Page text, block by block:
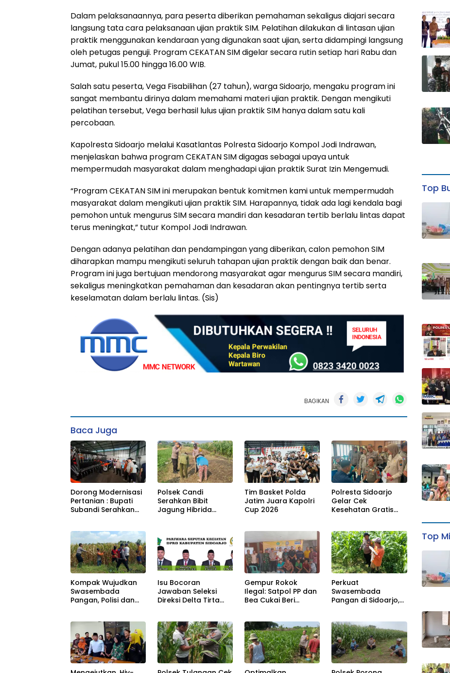
Dalam pelaksanaannya, para peserta diberikan pemahaman sekaligus diajari secara
langsung tata cara pelaksanaan ujian praktik SIM. Pelatihan dilakukan di lintasan ujian
praktik menggunakan kendaraan yang digunakan saat ujian, serta didampingi langsung
oleh petugas penguji. Program CEKATAN SIM digelar secara rutin setiap hari Rabu dan
Jumat, pukul 15.00 hingga 16.00 WIB.
Salah satu peserta, Vega Fisabilihan (27 tahun), warga Sidoarjo, mengaku program ini
sangat membantu dirinya dalam memahami materi ujian praktik. Dengan mengikuti
pelatihan tersebut, Vega berhasil lulus ujian praktik SIM hanya dalam satu kali
percobaan.
Kapolresta Sidoarjo melalui Kasatlantas Polresta Sidoarjo Kompol Jodi Indrawan,
menjelaskan bahwa program CEKATAN SIM digagas sebagai upaya untuk
mempermudah masyarakat dalam menghadapi ujian praktik Surat Izin Mengemudi.
“Program CEKATAN SIM ini merupakan bentuk komitmen kami untuk mempermudah
masyarakat dalam mengikuti ujian praktik SIM. Harapannya, tidak ada lagi kendala bagi
pemohon untuk mengurus SIM secara mandiri dan kesadaran tertib berlalu lintas dapat
terus meningkat,” tutur Kompol Jodi Indrawan.
Dengan adanya pelatihan dan pendampingan yang diberikan, calon pemohon SIM
diharapkan mampu mengikuti seluruh tahapan ujian praktik dengan baik dan benar.
Program ini juga bertujuan mendorong masyarakat agar mengurus SIM secara mandiri,
sekaligus meningkatkan pemahaman dan kesadaran akan pentingnya tertib serta
keselamatan dalam berlalu lintas. (Sis)
BAGIKAN
Baca Juga
Dorong Modernisasi
Pertanian : Bupati
Subandi Serahkan
Tani Di Tulangan
Polsek Candi
Serahkan Bibit
Jagung Hibrida
Ketahanan Pangan
di Sidoarjo
Tim Basket Polda
Jatim Juara Kapolri
Cup 2026
Polresta Sidoarjo
Gelar Cek
Kesehatan Gratis
ke-80
Kompak Wujudkan
Swasembada
Pangan, Polisi dan
Tanaman Jagung
Isu Bocoran
Jawaban Seleksi
Direksi Delta Tirta
Transparan
Gempur Rokok
Ilegal: Satpol PP dan
Bea Cukai Beri
Tanggulangin
Perkuat
Swasembada
Pangan di Sidoarjo,
Perkembangan
Tanaman Jagung
Hibrida
Top
Top